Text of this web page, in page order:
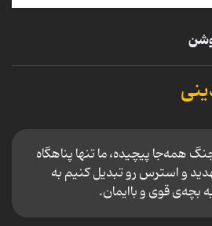
همه‌جا پیچیده، ما تنها پناهگاه
و استرس رو تبدیل کنیم به
قوی و باایمان.